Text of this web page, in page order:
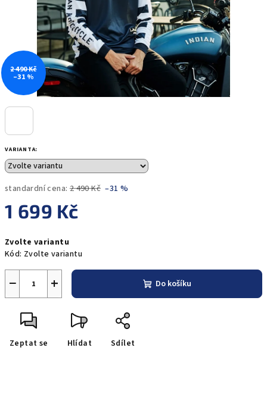
VARIANTA:
standardní cena: 2 490 Kč –31 %
1 699 Kč
cena:
Zvolte variantu
Kód: Zvolte variantu
+
− Do košíku
Zeptat se Hlídat Sdílet
2 490 Kč
–31 %